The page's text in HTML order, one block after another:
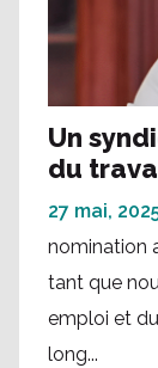
Un
du
27 mai,
nomination
tant que
emploi et
long...